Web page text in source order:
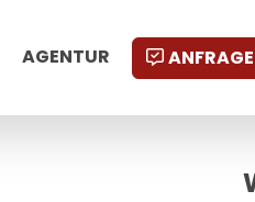
AGENTUR